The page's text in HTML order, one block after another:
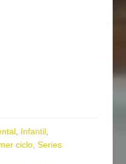
, Infantil,
ciclo,Series